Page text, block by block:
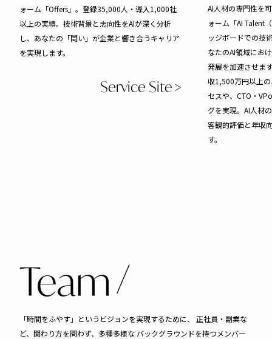
ォーム「Offers」。登録35,000人・導入1,000社
以上の実績。技術背景と志向性をAIが深く分析
し、あなたの「問い」が企業と響き合うキャリア
を実現します。
Service Site
AI人材の専門性を
ォーム「AI Talent
ッジボードでの技
なたのAI領域にお
発展を加速させま
収1,500万円以上
セスや、CTO・
グを実現。AI人材
客観的評価と年収
す。
Team
「時間をふやす」というビジョンを実現するために、
正社員・副業な
ど、関わり方を問わず、多種多様な バックグラウンドを持つメンバー